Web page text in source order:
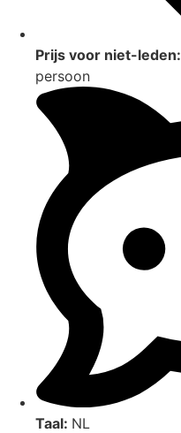
Prijs voor niet-leden:
persoon
Taal: NL